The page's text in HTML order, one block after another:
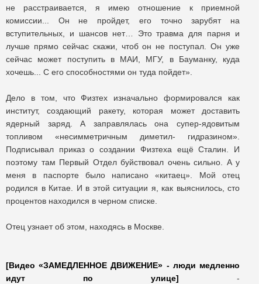
не расстраивается, я имею отношение к приемной
комиссии... Он не пройдет, его точно зарубят на
вступительных, и шансов нет… Это травма для парня и
лучше прямо сейчас скажи, чтоб он не поступал. Он уже
сейчас может поступить в МАИ, МГУ, в Бауманку, куда
хочешь... С его способностями он туда пойдет».
Дело в том, что Физтех изначально формировался как
институт, создающий ракету, которая может доставить
ядерный заряд. А заправлялась она супер-ядовитым
топливом «несимметричным диметил- гидразином».
Подписывал приказ о создании Физтеха ещё Сталин. И
поэтому там Первый Отдел буйствовал очень сильно. А у
меня в паспорте было написано «китаец». Мой отец
родился в Китае. И в этой ситуации я, как выяснилось, сто
процентов находился в черном списке.
Отец узнает об этом, находясь в Москве.
[Видео «ЗАМЕДЛЕННОЕ ДВИЖЕНИЕ» - люди медленно
идут по улице] -